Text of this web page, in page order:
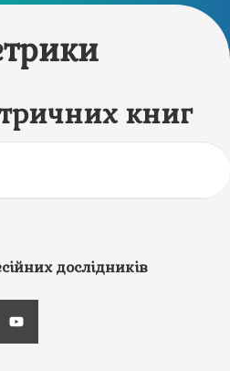
книг
дослідників